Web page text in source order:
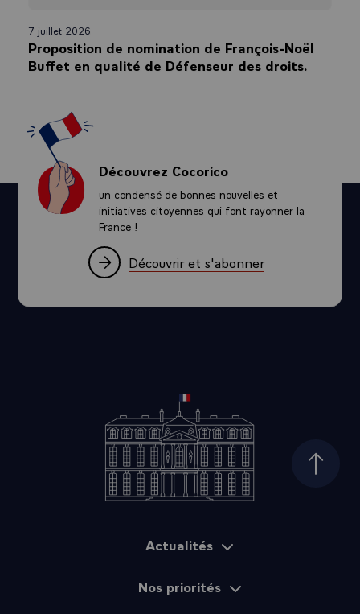
7 juillet 2026
Proposition de nomination de François-Noël
Buffet en qualité de Défenseur des droits.
Découvrez Cocorico
un condensé de bonnes nouvelles et
initiatives citoyennes qui font rayonner la
France !
Découvrir et s'abonner
Haut
Actualités
Nos priorités